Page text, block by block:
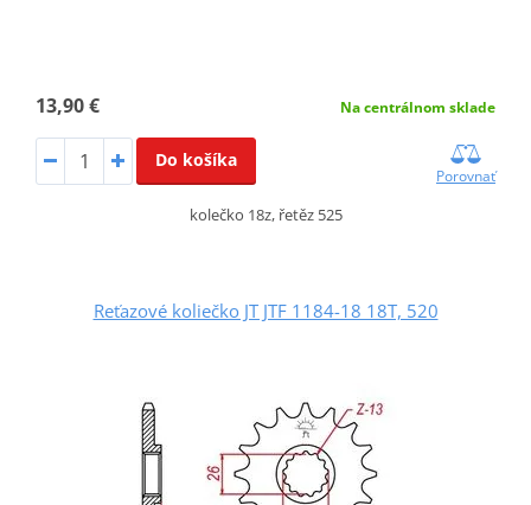
13,90 € Na centrálnom sklade
Do košíka
Porovnať
kolečko 18z, řetěz 525
Reťazové koliečko JT JTF 1184-18 18T, 520